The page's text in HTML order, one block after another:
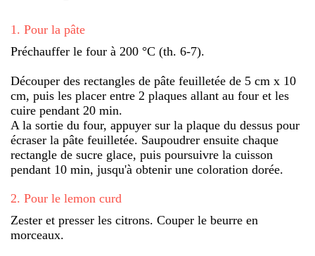
1 . Pour la pâte
Préchauffer le four à 200 °C (th. 6-7).
Découper des rectangles de pâte feuilletée de 5 cm x 10
cm, puis les placer entre 2 plaques allant au four et les
cuire pendant 20 min.
A la sortie du four, appuyer sur la plaque du dessus pour
écraser la pâte feuilletée. Saupoudrer ensuite chaque
rectangle de sucre glace, puis poursuivre la cuisson
pendant 10 min, jusqu'à obtenir une coloration dorée.
2. Pour le lemon curd
Zester et presser les citrons. Couper le beurre en
morceaux.